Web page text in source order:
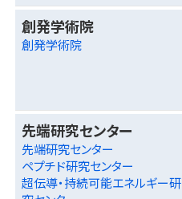
創発学術院
創発学術院
先端研究センター
先端研究センター
ペプチド研究センター
超伝導・持続可能エネルギー研